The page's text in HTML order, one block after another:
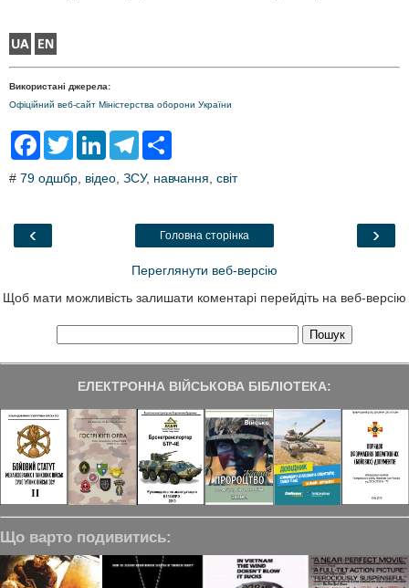
Використані джерела:
Офіційний веб-сайт Міністерства оборони України
F
e
o
T
t
L
k
T
e
a
r
# 79 одшбр відео ЗСУ, навчання світ
‹ ›
Головна сторінка
Переглянути веб-версію
Щоб мати можливість залишати коментарі перейдіть на веб-версію
ЕЛЕКТРОННА ВІЙСЬКОВА БІБЛІОТЕКА:
Що варто подивитись: